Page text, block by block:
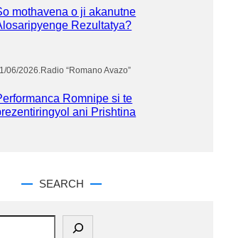
mothavena o ji akanutne
Rezultatya?
06/2026.Radio “Romano Avazo”
Romnipe si te
ani Prishtina
SEARCH